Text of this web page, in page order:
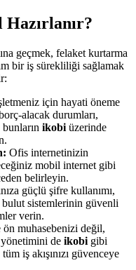
Hazırlanır?
geçmek, felaket kurtarma
bir iş sürekliliği sağlamak
için hayati öneme
alacak durumları,
ikobi üzerinde
Ofis internetinizin
mobil internet gibi
belirleyin.
güçlü şifre kullanımı,
bulut sistemlerinin güvenli
verin.
ön muhasebenizi değil,
de ikobi gibi
iş akışınızı güvenceye